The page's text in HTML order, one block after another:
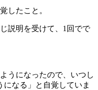
したこと。
説明を受けて、1回でで
うになったので、いつし
なる」と自覚していま